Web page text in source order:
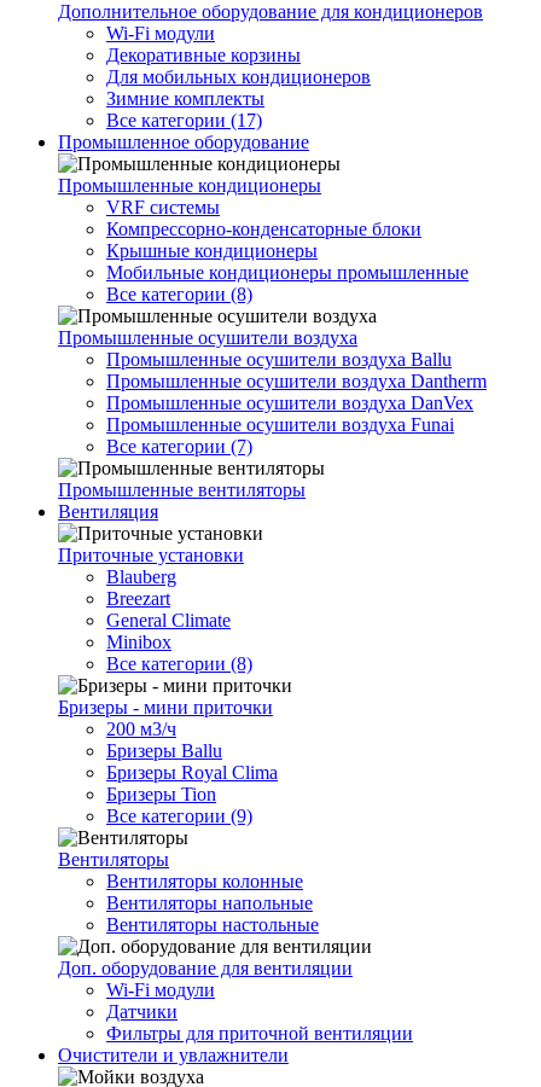
Дополнительное оборудование для кондиционеров
Wi-Fi модули
Декоративные корзины
Для мобильных кондиционеров
Зимние комплекты
Все категории (17)
Промышленное оборудование
Промышленные кондиционеры
VRF системы
Компрессорно-конденсаторные блоки
Крышные кондиционеры
Мобильные кондиционеры промышленные
Все категории (8)
Промышленные осушители воздуха
Промышленные осушители воздуха Ballu
Промышленные осушители воздуха Dantherm
Промышленные осушители воздуха DanVex
Промышленные осушители воздуха Funai
Все категории (7)
Промышленные вентиляторы
Вентиляция
Приточные установки
Blauberg
Breezart
General Climate
Minibox
Все категории (8)
Бризеры - мини приточки
200 м3/ч
Бризеры Ballu
Бризеры Royal Clima
Бризеры Tion
Все категории (9)
Вентиляторы
Вентиляторы колонные
Вентиляторы напольные
Вентиляторы настольные
Доп. оборудование для вентиляции
Wi-Fi модули
Датчики
Фильтры для приточной вентиляции
Очистители и увлажнители